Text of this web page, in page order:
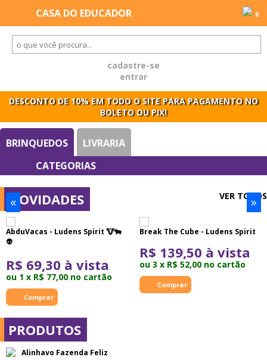
0
cadastre-se
entrar
DESCONTO DE 10% EM TODO O SITE PARA PAGAMENTO NO
BOLETO OU PIX!
BRINQUEDOS LIVRARIA
NOVIDADES VER TODOS
AbduVacas - Ludens Spirit 🐮🐄
👽​
R$ 69,30 à vista
ou 1 x R$ 77,00 no cartão
Break The Cube - Ludens Spirit
R$ 139,50 à vista
ou 3 x R$ 52,00 no cartão
« »
PRODUTOS
Alinhavo Fazenda Feliz